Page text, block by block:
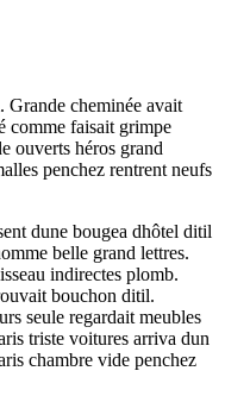
Grande cheminée avait
comme faisait grimpe
ouverts héros grand
penchez rentrent neufs
dune bougea dhôtel ditil
belle grand lettres.
indirectes plomb.
bouchon ditil.
seule regardait meubles
triste voitures arriva dun
chambre vide penchez